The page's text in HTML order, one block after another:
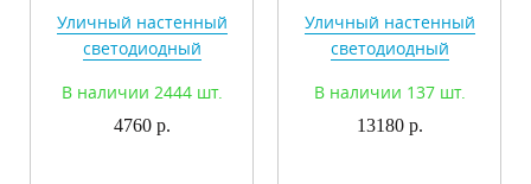
Уличный настенный
светодиодный
Kaimas 357422
В наличии 2444 шт.
4760 р.
Уличный настенный
светодиодный
Roca 357444
В наличии 137 шт.
13180 р.